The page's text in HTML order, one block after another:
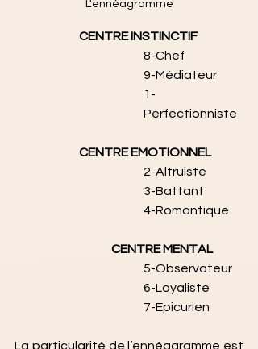
L'ennéagramme
CENTRE INSTINCTIF
8-Chef
9-Médiateur
1-
Perfectionniste
CENTRE EMOTIONNEL
2-Altruiste
3-Battant
4-Romantique
CENTRE MENTAL
5-Observateur
6-Loyaliste
7-Epicurien
La particularité de l’ennéagramme est